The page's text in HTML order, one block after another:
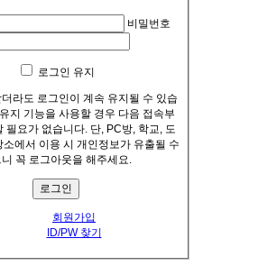
비밀번호
로그인 유지
라도 로그인이 계속 유지될 수 있습
지 기능을 사용할 경우 다음 접속부
필요가 없습니다. 단, PC방, 학교, 도
에서 이용 시 개인정보가 유출될 수
니 꼭 로그아웃을 해주세요.
회원가입
ID/PW 찾기